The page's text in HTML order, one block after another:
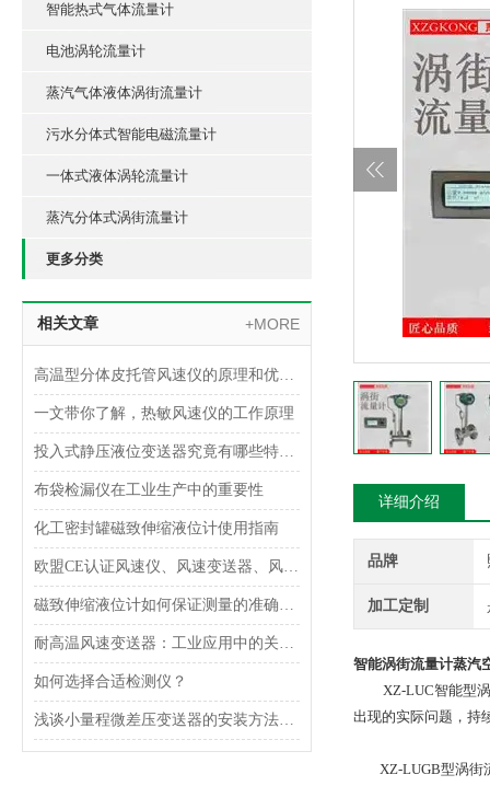
智能热式气体流量计
电池涡轮流量计
蒸汽气体液体涡街流量计
污水分体式智能电磁流量计
一体式液体涡轮流量计
蒸汽分体式涡街流量计
更多分类
相关文章 +MORE
高温型分体皮托管风速仪的原理和优势介绍
一文带你了解，热敏风速仪的工作原理
投入式静压液位变送器究竟有哪些特点呢？
布袋检漏仪在工业生产中的重要性
化工密封罐磁致伸缩液位计使用指南
欧盟CE认证风速仪、风速变送器、风速传感器的用处
磁致伸缩液位计如何保证测量的准确性？
耐高温风速变送器：工业应用中的关键技术
如何选择合适检测仪？
浅谈小量程微差压变送器的安装方法及接线方式
详细介绍
品牌
加工定制
智能涡街流量计蒸汽
XZ-LUC智能型涡
出现的实际问题，持
XZ-LUGB型涡街流